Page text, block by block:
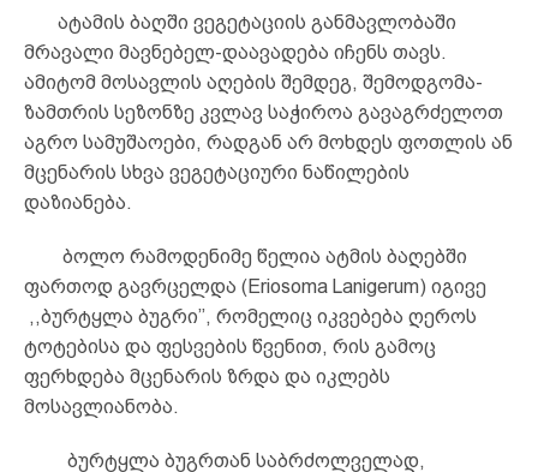
ატამის ბაღში ვეგეტაციის განმავლობაში
მრავალი მავნებელ-დაავადება იჩენს თავს.
ამიტომ მოსავლის აღების შემდეგ, შემოდგომა-
ზამთრის სეზონზე კვლავ საჭიროა გავაგრძელოთ
აგრო სამუშაოები, რადგან არ მოხდეს ფოთლის ან
მცენარის სხვა ვეგეტაციური ნაწილების
დაზიანება.
ბოლო რამოდენიმე წელია ატმის ბაღებში
ფართოდ გავრცელდა (Eriosoma Lanigerum) იგივე
,,ბურტყლა ბუგრი’’, რომელიც იკვებება ღეროს
ტოტებისა და ფესვების წვენით, რის გამოც
ფერხდება მცენარის ზრდა და იკლებს
მოსავლიანობა.
ბურტყლა ბუგრთან საბრძოლველად,